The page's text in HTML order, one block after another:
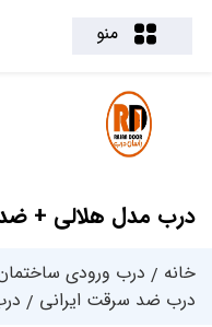
منو
درب مدل هلالی +
خانه درب ورودی
درب ضد سرقت ایرانی